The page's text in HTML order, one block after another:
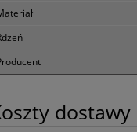
dostawy